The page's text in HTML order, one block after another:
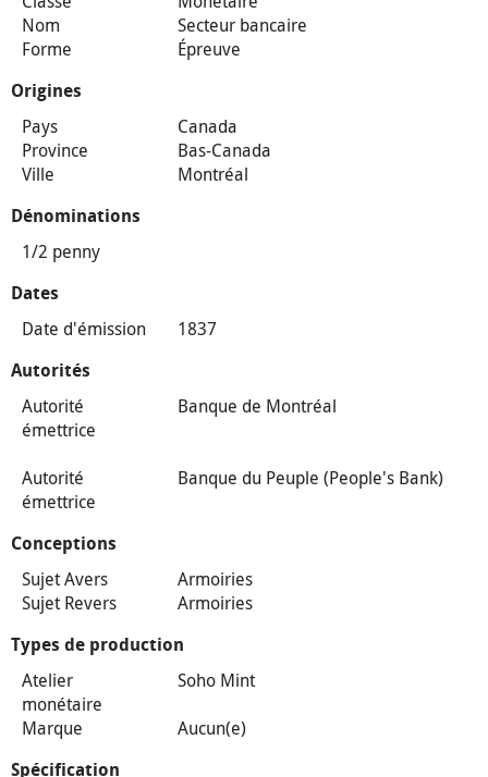
Nom
Secteur bancaire
Forme
Épreuve
Origines
Pays
Canada
Province
Bas-Canada
Ville
Montréal
Dénominations
1/2 penny
Dates
Date d'émission 1837
Autorités
Autorité
émettrice
Banque de Montréal
Autorité
émettrice
Banque du Peuple (People's Bank)
Conceptions
Sujet Avers
Armoiries
Sujet Revers
Armoiries
Types de production
Atelier
monétaire
Soho Mint
Marque
Aucun(e)
Spécification